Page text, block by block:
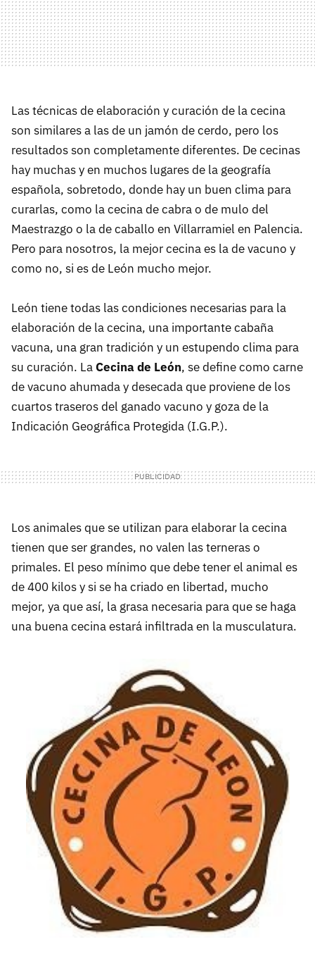
Las técnicas de elaboración y curación de la cecina
son similares a las de un jamón de cerdo, pero los
resultados son completamente diferentes. De cecinas
hay muchas y en muchos lugares de la geografía
española, sobretodo, donde hay un buen clima para
curarlas, como la cecina de cabra o de mulo del
Maestrazgo o la de caballo en Villarramiel en Palencia.
Pero para nosotros, la mejor cecina es la de vacuno y
como no, si es de León mucho mejor.
León tiene todas las condiciones necesarias para la
elaboración de la cecina, una importante cabaña
vacuna, una gran tradición y un estupendo clima para
su curación. LaCecina de León, se define como carne
de vacuno ahumada y desecada que proviene de los
cuartos traseros del ganado vacuno y goza de la
Indicación Geográfica Protegida (I.G.P.).
Los animales que se utilizan para elaborar la cecina
tienen que ser grandes, no valen las terneras o
primales. El peso mínimo que debe tener el animal es
de 400 kilos y si se ha criado en libertad, mucho
mejor, ya que así, la grasa necesaria para que se haga
una buena cecina estará infiltrada en la musculatura.